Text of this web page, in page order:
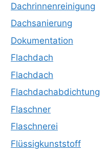
Dachrinnenreinigung
Dachsanierung
Dokumentation
Flachdach
Flachdach
Flachdachabdichtung
Flaschner
Flaschnerei
Flüssigkunststoff